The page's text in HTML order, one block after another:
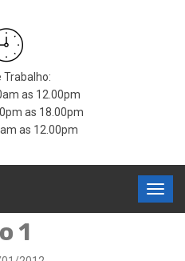
Trabalho:
as 12.00pm
as 18.00pm
as 12.00pm
1